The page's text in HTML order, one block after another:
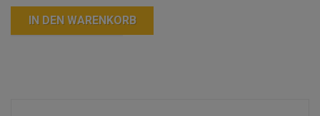
IN DEN WARENKORB